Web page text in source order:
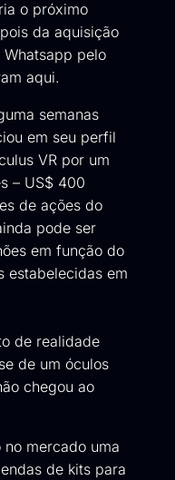
o próximo
da aquisição
Whatsapp pelo
aqui.
semanas
em seu perfil
VR por um
– US$ 400
de ações do
pode ser
em função do
estabelecidas em
de realidade
de um óculos
chegou ao
mercado uma
de kits para